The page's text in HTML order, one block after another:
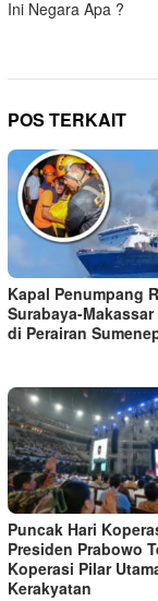
pos
Ini Negara Apa ?
POS TERKAIT
Kapal Penumpang
Surabaya-Makassar
di Perairan
Puncak Hari
Presiden Prabowo
Koperasi Pilar
Kerakyatan